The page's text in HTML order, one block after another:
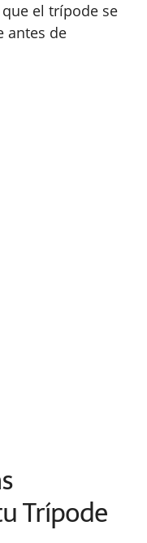
el trípode se
antes de
actualizado y listo
Si llevas un
trípode, serás